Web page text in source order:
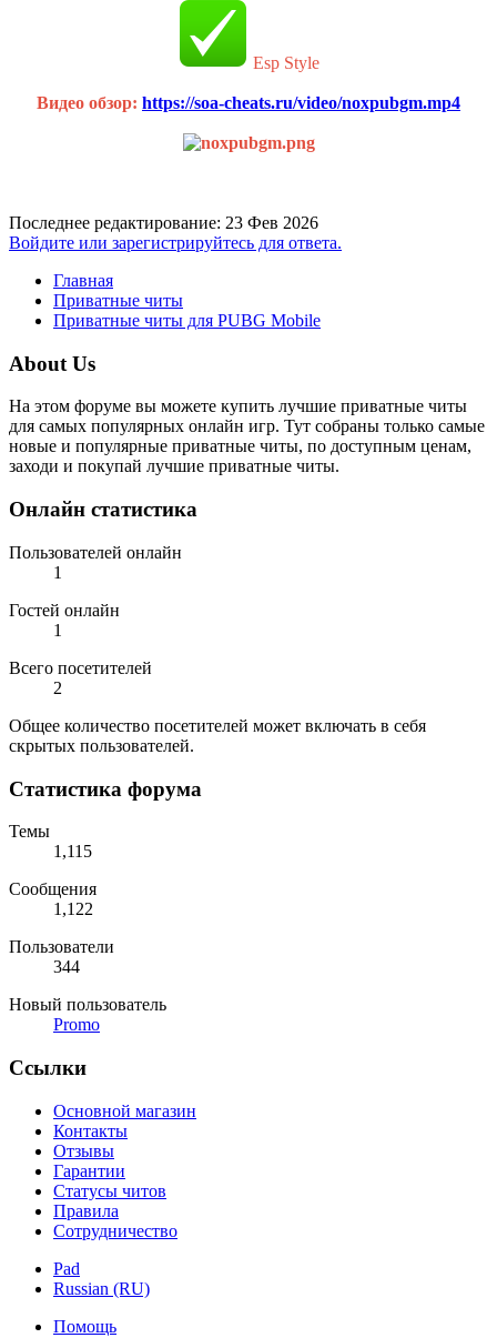
Esp Style
Видео обзор: https://soa-cheats.ru/video/noxpubgm.mp4
Последнее редактирование: 23 Фев 2026
Войдите или зарегистрируйтесь для ответа.
Главная
Приватные читы
Приватные читы для PUBG Mobile
About Us
На этом форуме вы можете купить лучшие приватные читы
для самых популярных онлайн игр. Тут собраны только самые
новые и популярные приватные читы, по доступным ценам,
заходи и покупай лучшие приватные читы.
Онлайн статистика
Пользователей онлайн
1
Гостей онлайн
1
Всего посетителей
2
Общее количество посетителей может включать в себя
скрытых пользователей.
Статистика форума
Темы
1,115
Сообщения
1,122
Пользователи
344
Новый пользователь
Promo
Ссылки
Основной магазин
Контакты
Отзывы
Гарантии
Статусы читов
Правила
Сотрудничество
Pad
Russian (RU)
Помощь